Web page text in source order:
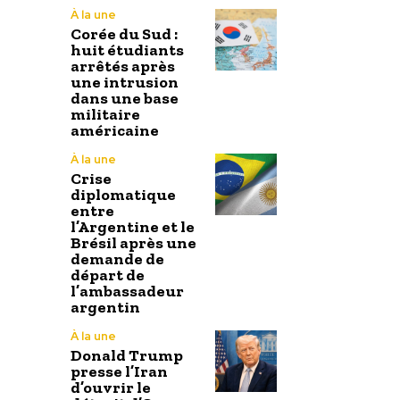
À la une
Corée du Sud :
huit étudiants
arrêtés après
une intrusion
dans une base
militaire
américaine
À la une
Crise
diplomatique
entre
l’Argentine et le
Brésil après une
demande de
départ de
l’ambassadeur
argentin
À la une
Donald Trump
presse l’Iran
d’ouvrir le